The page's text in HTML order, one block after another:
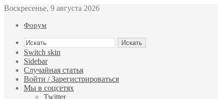
Воскресенье, 9 августа 2026
Форум
Искать
Switch skin
Sidebar
Случайная статья
Войти / Зарегистрироваться
Мы в соцсетях
Twitter